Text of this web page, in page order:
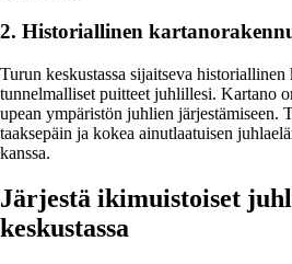
2. Historiallinen
Turun keskustassa sijaitseva historiallinen
tunnelmalliset puitteet juhlillesi. Kartano
upean ympäristön juhlien järjestämiseen.
taaksepäin ja kokea ainutlaatuisen
kanssa.
Järjestä ikimuistoiset
keskustassa